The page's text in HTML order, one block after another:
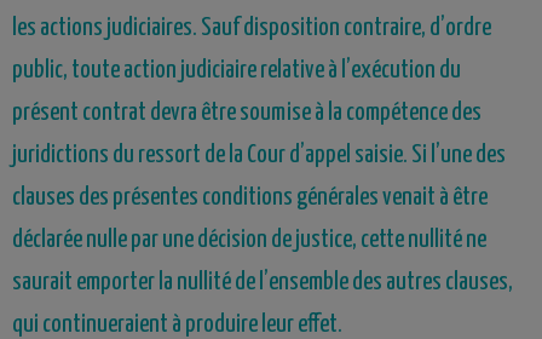
les actions judiciaires. Sauf disposition contraire, d’ordre
public, toute action judiciaire relative à l’exécution du
présent contrat devra être soumise à la compétence des
juridictions du ressort de la Cour d’appel saisie. Si l’une des
clauses des présentes conditions générales venait à être
déclarée nulle par une décision de justice, cette nullité ne
saurait emporter la nullité de l’ensemble des autres clauses,
qui continueraient à produire leur effet.